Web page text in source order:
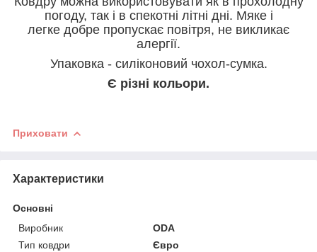
погоду, так і в спекотні літні дні. Мяке і
легке добре пропускає повітря, не викликає
алергії.
Упаковка - силіконовий чохол-сумка.
Є різні кольори.
Приховати
Характеристики
Основні
Виробник
ODA
Тип ковдри
Євро